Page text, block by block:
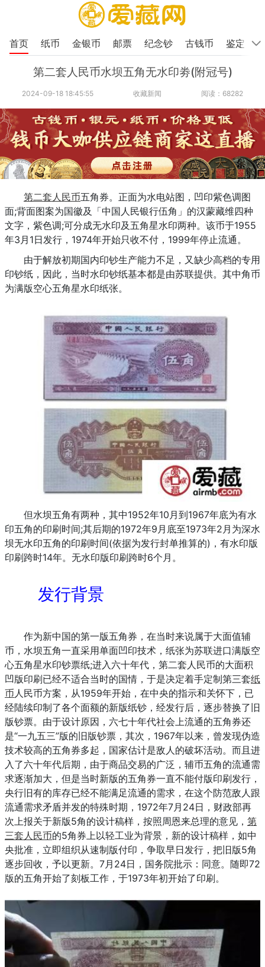
首页 纸币 金银币 邮票 纪念钞 古钱币 鉴定
第二套人民币水坝五角无水印劵(附冠号)
2024-09-18 18:45:55 收藏新闻 阅读：68282
第二套人民币五角券。正面为水电站图，凹印紫色调图
面;背面图案为国徽及「中国人民银行伍角」的汉蒙藏维四种
文字，紫色调;可分成无水印及五角星水印两种。该币于1955
年3月1日发行，1974年开始只收不付，1999年停止流通。
由于解放初期国内印钞生产能力不足，又缺少高档的专用
印钞纸，因此，当时水印钞纸基本都是由苏联提供。其中角币
为满版空心五角星水印纸张。
但水坝五角有两种，其中1952年10月到1967年底为有水
印五角的印刷时间;其后期的1972年9月底至1973年2月为深水
坝无水印五角的印刷时间(依据为发行封单推算的)，有水印版
印刷跨时14年。无水印版印刷跨时6个月。
发行背景
作为新中国的第一版五角券，在当时来说属于大面值辅
币，水坝五角一直采用单面凹印技术，纸张为苏联进口满版空
心五角星水印钞票纸;进入六十年代，第二套人民币的大面积
凹版印刷已经不适合当时的国情，于是决定着手定制第三套纸
币人民币方案，从1959年开始，在中央的指示和关怀下，已
经陆续印制了各个面额的新版纸钞，经发行后，逐步替换了旧
版钞票。由于设计原因，六七十年代社会上流通的五角券还
是“一九五三”版的旧版钞票，其次，1967年以来，曾发现伪造
技术较高的五角券多起，国家估计是敌人的破坏活动。而且进
入了六十年代后期，由于商品交易的广泛，辅币五角的流通需
求逐渐加大，但是当时新版的五角券一直不能付版印刷发行，
央行旧有的库存已经不能满足流通的需求，在这个防范敌人跟
流通需求矛盾并发的特殊时期，1972年7月24日，财政部再
次上报关于新版5角的设计稿样，按照周恩来总理的意见， 第
三套人民币的5角券上以轻工业为背景，新的设计稿样，如中
央批准，立即组织从速制版付印，争取早日发行，把旧版5角
逐步回收，予以更新。7月24日，国务院批示：同意。随即72
版的五角开始了刻板工作，于1973年初开始了印刷。